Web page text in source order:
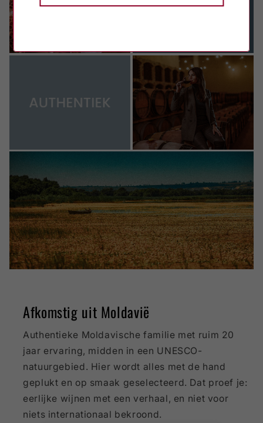
Afkomstig uit Moldavië
Authentieke Moldavische familie met ruim 20
jaar ervaring, midden in een UNESCO-
natuurgebied. Hier wordt alles met de hand
geplukt en op smaak geselecteerd. Dat proef je:
eerlijke wijnen met een verhaal, en niet voor
niets internationaal bekroond.